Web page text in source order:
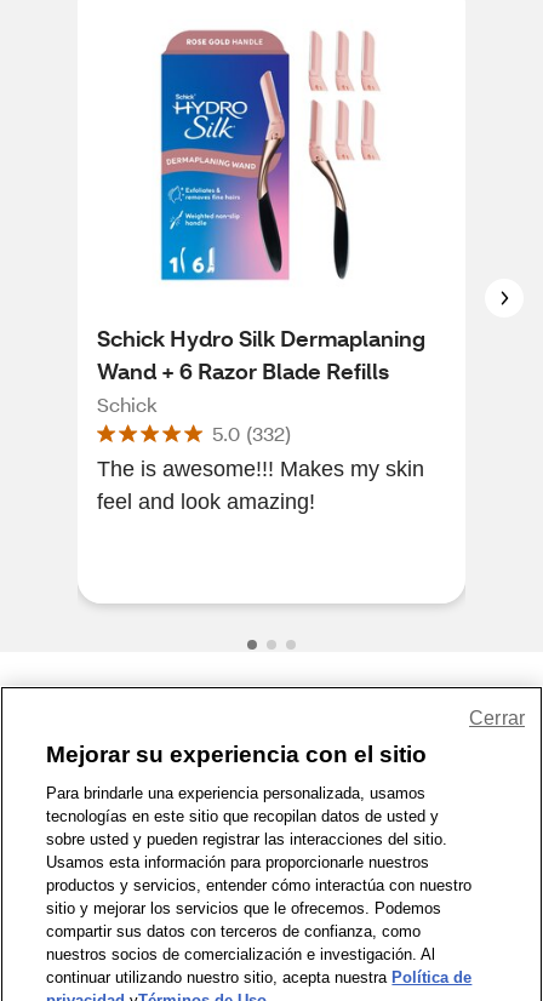
Schick Hydro Silk Dermaplaning
Wand + 6 Razor Blade Refills
Schick
5.0 (332)
The is awesome!!! Makes my skin
feel and look amazing!
1-800-679-9691 | Contáctenos | Términos de Uso | Accesibilidad
Política de Privacidad | WA Privacy Policy | Mapa del sitio
Zona de Bienestar | © 1999 - 2026 CVS.com
Mejorar su experiencia con el sitio
Para brindarle una experiencia personalizada, usamos
tecnologías en este sitio que recopilan datos de usted y
sobre usted y pueden registrar las interacciones del sitio.
Usamos esta información para proporcionarle nuestros
productos y servicios, entender cómo interactúa con nuestro
sitio y mejorar los servicios que le ofrecemos. Podemos
compartir sus datos con terceros de confianza, como
nuestros socios de comercialización e investigación. Al
continuar utilizando nuestro sitio, acepta nuestra Política de
Cerrar